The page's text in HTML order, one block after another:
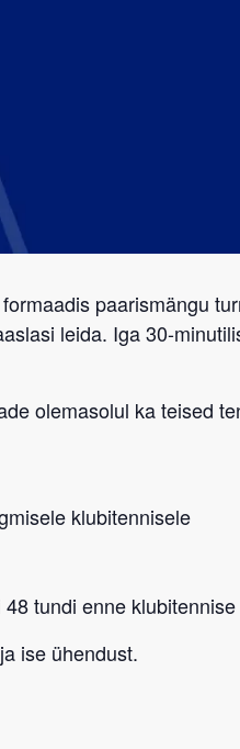
paarismängu
leida. Iga 30-
olemasolul ka teised
klubitennisele
tundi enne
ise ühendust.